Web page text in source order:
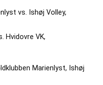
vs. Ishøj Volley,
Hvidovre VK,
Marienlyst, Ishøj